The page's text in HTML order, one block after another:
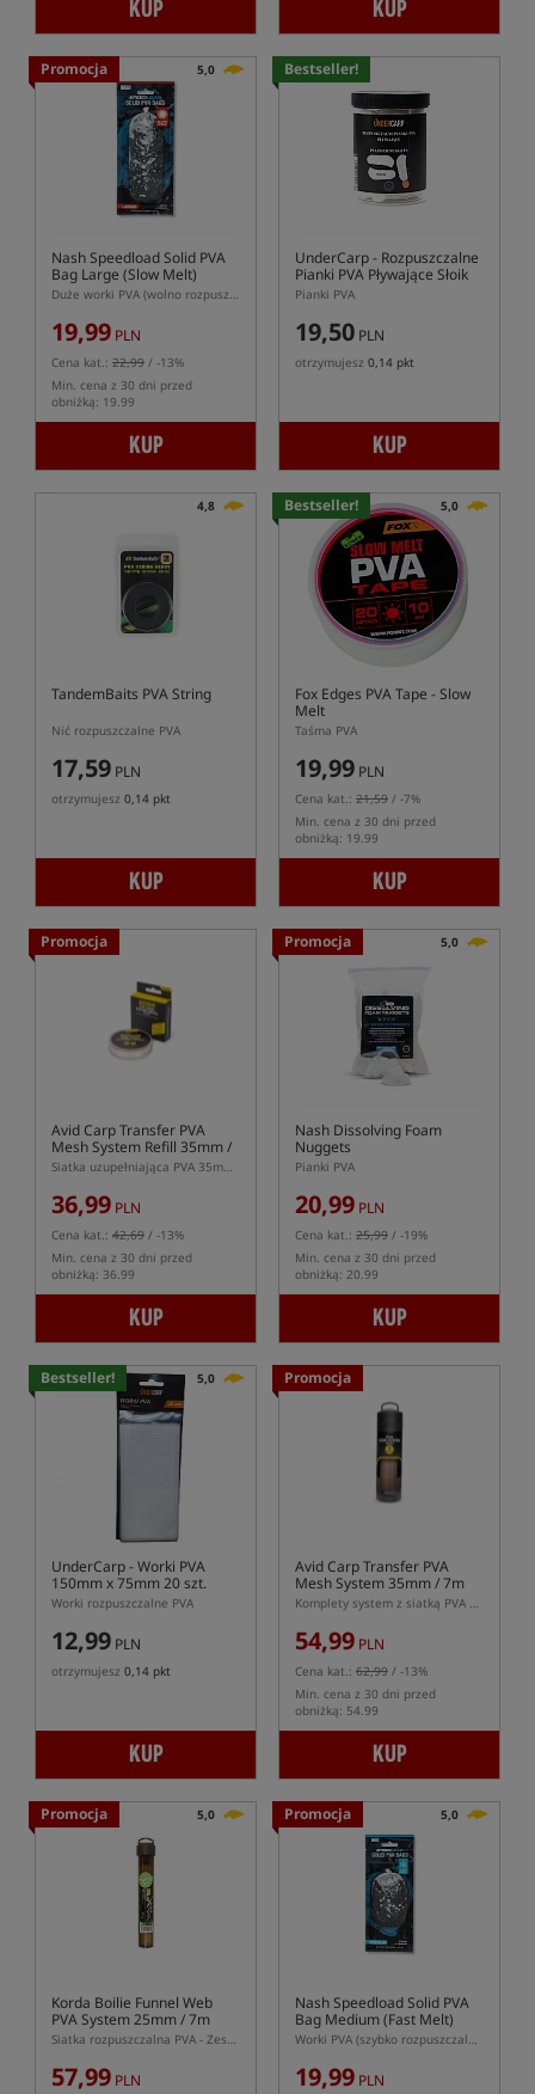
KUP KUP
Promocja 5,0
Nash Speedload Solid PVA
Bag Large (Slow Melt)
Duże worki PVA (wolno rozpuszczalne)
19,99 PLN
Cena kat.: 22,99 / -13%
Min. cena z 30 dni przed
obniżką: 19.99
KUP
Bestseller!
UnderCarp- Rozpuszczalne
Pianki PVA Pływające Słoik
Pianki PVA
19,50 PLN
otrzymujesz 0,14 pkt
KUP
4,8
TandemBaits PVA String
Nić rozpuszczalne PVA
17,59 PLN
otrzymujesz 0,14 pkt
KUP
Bestseller! 5,0
Fox Edges PVA Tape - Slow
Melt
Taśma PVA
19,99 PLN
Cena kat.: 21,59 / -7%
Min. cena z 30 dni przed
obniżką: 19.99
KUP
Promocja
Avid Carp Transfer PVA
Mesh System Refill 35mm /
7m
Siatka uzupełniająca PVA 35mm o długości 7m
36,99 PLN
Cena kat.: 42,69 / -13%
Min. cena z 30 dni przed
obniżką: 36.99
KUP
Promocja 5,0
Nash Dissolving Foam
Nuggets
Pianki PVA
20,99 PLN
Cena kat.: 25,99 / -19%
Min. cena z 30 dni przed
obniżką: 20.99
KUP
Bestseller! 5,0
UnderCarp- Worki PVA
150mm x 75mm 20 szt.
Worki rozpuszczalne PVA
12,99 PLN
otrzymujesz 0,14 pkt
KUP
Promocja
Avid Carp Transfer PVA
Mesh System 35mm / 7m
Komplety system z siatką PVA o średnicy 35mm
54,99 PLN
Cena kat.: 62,99 / -13%
Min. cena z 30 dni przed
obniżką: 54.99
KUP
Promocja 5,0
Korda Boilie Funnel Web
PVA System 25mm / 7m
Siatka rozpuszczalna PVA - Zestaw średni
57,99 PLN
Promocja 5,0
Nash Speedload Solid PVA
Bag Medium (Fast Melt)
Worki PVA (szybko rozpuszczalne)
19,99 PLN